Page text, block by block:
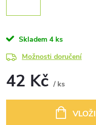
Skladem 4 ks
Možnosti doručení
42 Kč / ks